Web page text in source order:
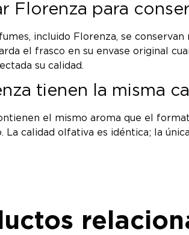
Florenza para
incluido Florenza, se
el frasco en su envase original
su calidad.
tienen la misma
el mismo aroma que el
calidad olfativa es idéntica; la